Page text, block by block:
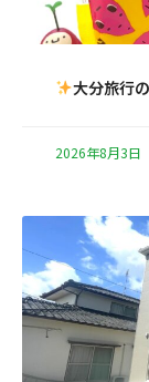
大分旅行
2026年8月3日